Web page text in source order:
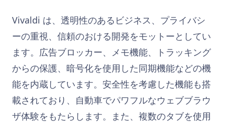
Vivaldi は、透明性のあるビジネス、プライバシ
ーの重視、信頼のおける開発をモットーとしてい
ます。広告ブロッカー、メモ機能、トラッキング
からの保護、暗号化を使用した同期機能などの機
能を内蔵しています。安全性を考慮した機能も搭
載されており、自動車でパワフルなウェブブラウ
ザ体験をもたらします。また、複数のタブを使用